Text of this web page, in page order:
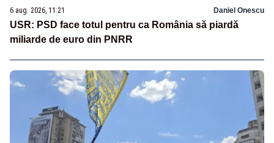
6 aug. 2026, 11:21 Daniel Onescu
USR: PSD face totul pentru ca România să piardă
miliarde de euro din PNRR